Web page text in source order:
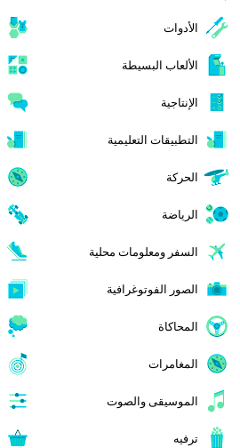
الأدوات
الألعاب البسيطة
الإنتاجية
التطبيقات التعليمية
الحركة
الرياضة
السفر ومعلومات محلية
الصور الفوتوغرافية
المحاكاة
المغامرات
الموسيقى والصوت
ترفيه